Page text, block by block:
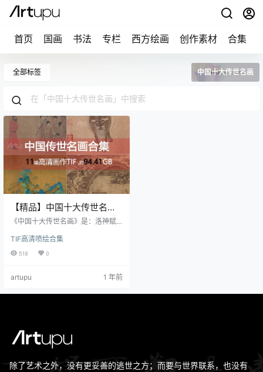
首页 国画 书法 专栏 西方绘画 创作素材 合集
全部标签 中国十大传世名画
【精品】中国十大传世名画
合集（TIF高清版）
《中国十大传世名画》是：洛神赋
春山居图、汉宫春晓图、百骏图、
步辇图、唐宫仕女图、五牛图、韩
明的巨著，是流动的历史、无声的
艺术气质；用色彩记录了中华绵延
TIF高清喷绘合集
518 0
artupu 1 年前
除了艺术之外，没有更妥善的逃世之方；而要与世界联系，也没有